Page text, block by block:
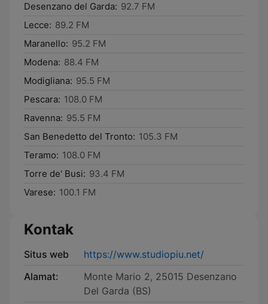
Desenzano del Garda: 92.7 FM
Lecce: 89.2 FM
Maranello: 95.2 FM
Modena: 88.4 FM
Modigliana: 95.5 FM
Pescara: 108.0 FM
Ravenna: 95.5 FM
San Benedetto del Tronto: 105.3 FM
Teramo: 108.0 FM
Torre de' Busi: 93.4 FM
Varese: 100.1 FM
Kontak
Situs web
https://www.studiopiu.net/
Alamat:
Monte Mario 2, 25015 Desenzano
Del Garda (BS)